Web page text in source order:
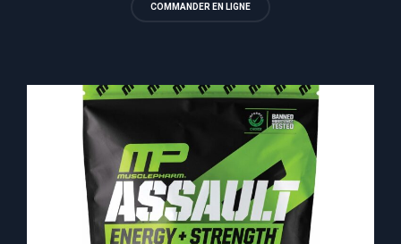
COMMANDER EN LIGNE